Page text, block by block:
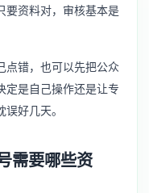
要资料对，审核基本是
点错，也可以先把公众
定是自己操作还是让专
好几天。
需要哪些资